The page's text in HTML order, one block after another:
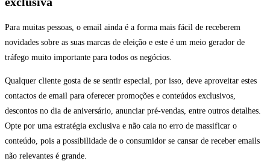
Para muitas pessoas, o email ainda é a forma mais fácil de receberem
novidades sobre as suas marcas de eleição e este é um meio gerador de
tráfego muito importante para todos os negócios.
Qualquer cliente gosta de se sentir especial, por isso, deve aproveitar estes
contactos de email para oferecer promoções e conteúdos exclusivos,
descontos no dia de aniversário, anunciar pré-vendas, entre outros detalhes.
Opte por uma estratégia exclusiva e não caia no erro de massificar o
conteúdo, pois a possibilidade de o consumidor se cansar de receber emails
não relevantes é grande.